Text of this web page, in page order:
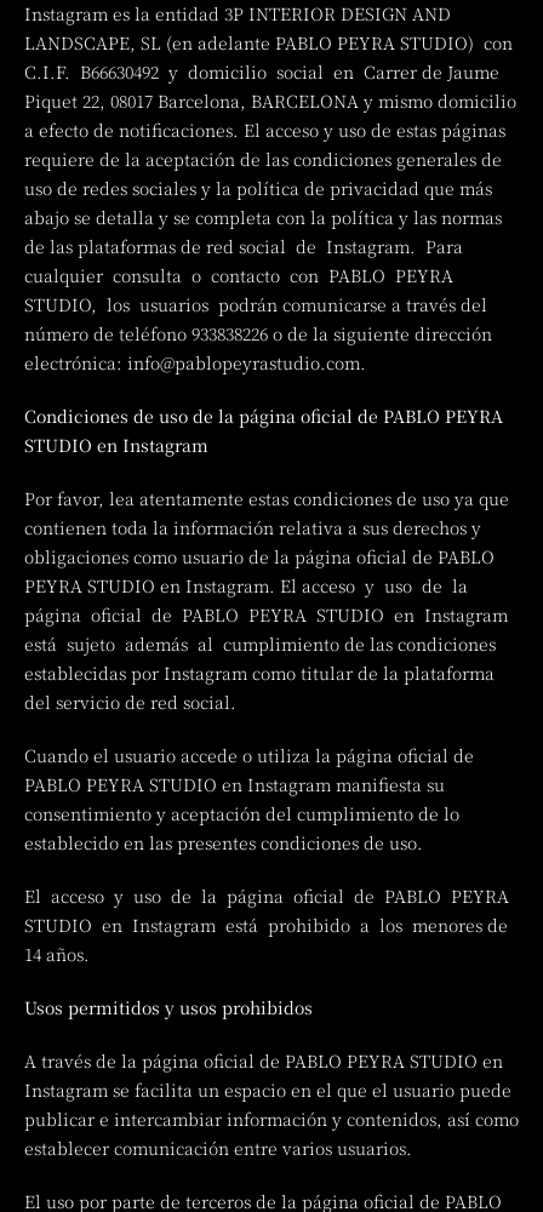
Instagram es la entidad 3P INTERIOR DESIGN AND
LANDSCAPE, SL (en adelante PABLO PEYRA STUDIO) con
C.I.F. B66630492 y domicilio social en Carrer de Jaume
Piquet 22, 08017 Barcelona, BARCELONA y mismo domicilio
a efecto de notificaciones. El acceso y uso de estas páginas
requiere de la aceptación de las condiciones generales de
uso de redes sociales y la política de privacidad que más
abajo se detalla y se completa con la política y las normas
de las plataformas de red social de Instagram. Para
cualquier consulta o contacto con PABLO PEYRA
STUDIO, los usuarios podrán comunicarse a través del
número de teléfono 933838226 o de la siguiente dirección
electrónica: info@pablopeyrastudio.com.
Condiciones de uso de la página oficial de PABLO PEYRA
STUDIO en Instagram
Por favor, lea atentamente estas condiciones de uso ya que
contienen toda la información relativa a sus derechos y
obligaciones como usuario de la página oficial de PABLO
PEYRA STUDIO en Instagram. El acceso y uso de la
página oficial de PABLO PEYRA STUDIO en Instagram
está sujeto además al cumplimiento de las condiciones
establecidas por Instagram como titular de la plataforma
del servicio de red social.
Cuando el usuario accede o utiliza la página oficial de
PABLO PEYRA STUDIO en Instagram manifiesta su
consentimiento y aceptación del cumplimiento de lo
establecido en las presentes condiciones de uso.
El acceso y uso de la página oficial de PABLO PEYRA
STUDIO en Instagram está prohibido a los menores de
14 años.
Usos permitidos y usos prohibidos
A través de la página oficial de PABLO PEYRA STUDIO en
Instagram se facilita un espacio en el que el usuario puede
publicar e intercambiar información y contenidos, así como
establecer comunicación entre varios usuarios.
El uso por parte de terceros de la página oficial de PABLO